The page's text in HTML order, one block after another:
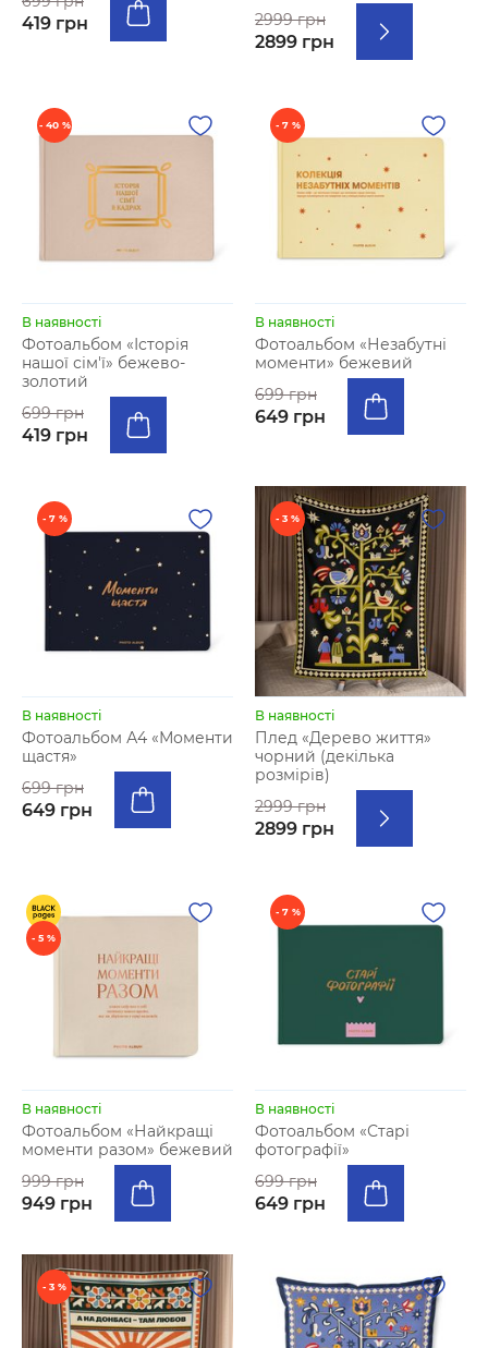
419 грн 2999 грн
2899 грн
- 40 %
В наявності
Фотоальбом «Історія
нашої сім'ї» бежево-
золотий
699 грн
419 грн
- 7 %
В наявності
Фотоальбом «Незабутні
моменти» бежевий
699 грн
649 грн
- 7 %
В наявності
Фотоальбом А4 «Моменти
щастя»
699 грн
649 грн
- 3 %
В наявності
Плед «Дерево життя»
чорний (декілька
розмірів)
2999 грн
2899 грн
- 5 %
В наявності
Фотоальбом «Найкращі
моменти разом» бежевий
999 грн
949 грн
- 7 %
В наявності
Фотоальбом «‎Старі
фотографії»
699 грн
649 грн
- 3 %